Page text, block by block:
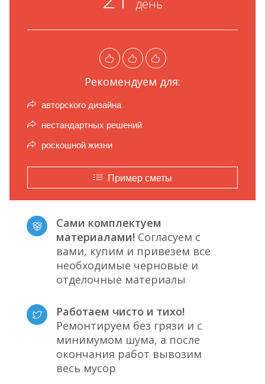
день
Рекомендуем для:
авторского дизайна
нестандартных решений
роскошной жизни
Пример сметы
Сами комплектуем
материалами! Согласуем с
вами, купим и привезем все
необходимые черновые и
отделочные материалы
Работаем чисто и тихо!
Ремонтируем без грязи и с
минимумом шума, а после
окончания работ вывозим
весь мусор